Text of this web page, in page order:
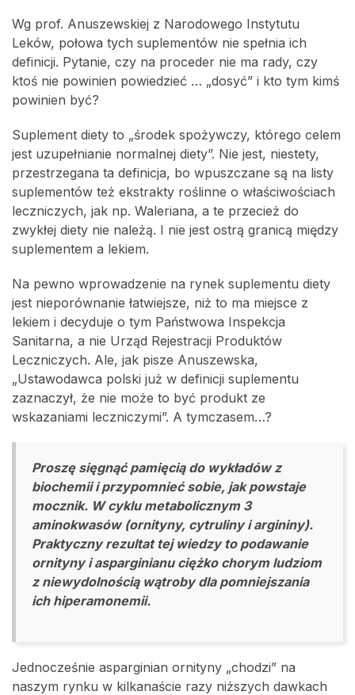
Wg prof. Anuszewskiej z Narodowego Instytutu
Leków, połowa tych suplementów nie spełnia ich
definicji. Pytanie, czy na proceder nie ma rady, czy
ktoś nie powinien powiedzieć … „dosyć” i kto tym kimś
powinien być?
Suplement diety to „środek spożywczy, którego celem
jest uzupełnianie normalnej diety”. Nie jest, niestety,
przestrzegana ta definicja, bo wpuszczane są na listy
suplementów też ekstrakty roślinne o właściwościach
leczniczych, jak np. Waleriana, a te przecież do
zwykłej diety nie należą. I nie jest ostrą granicą między
suplementem a lekiem.
Na pewno wprowadzenie na rynek suplementu diety
jest nieporównanie łatwiejsze, niż to ma miejsce z
lekiem i decyduje o tym Państwowa Inspekcja
Sanitarna, a nie Urząd Rejestracji Produktów
Leczniczych. Ale, jak pisze Anuszewska,
„Ustawodawca polski już w definicji suplementu
zaznaczył, że nie może to być produkt ze
wskazaniami leczniczymi”. A tymczasem…?
Proszę sięgnąć pamięcią do wykładów z
biochemii i przypomnieć sobie, jak powstaje
mocznik. W cyklu metabolicznym 3
aminokwasów (ornityny, cytruliny i argininy).
Praktyczny rezultat tej wiedzy to podawanie
ornityny i asparginianu ciężko chorym ludziom
z niewydolnością wątroby dla pomniejszania
ich hiperamonemii.
Jednocześnie asparginian ornityny „chodzi” na
naszym rynku w kilkanaście razy niższych dawkach